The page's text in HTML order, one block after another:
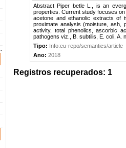
Abstract Piper betle L., is an
properties. Current study focuses
acetone and ethanolic extracts of
proximate analysis (moisture, ash,
activity, total phenolics, ascorbic
pathogens viz., B. subtilis, E. coli, A.
Tipo: Info:eu-repo/semantics/article
Ano: 2018
Registros recuperados: 1